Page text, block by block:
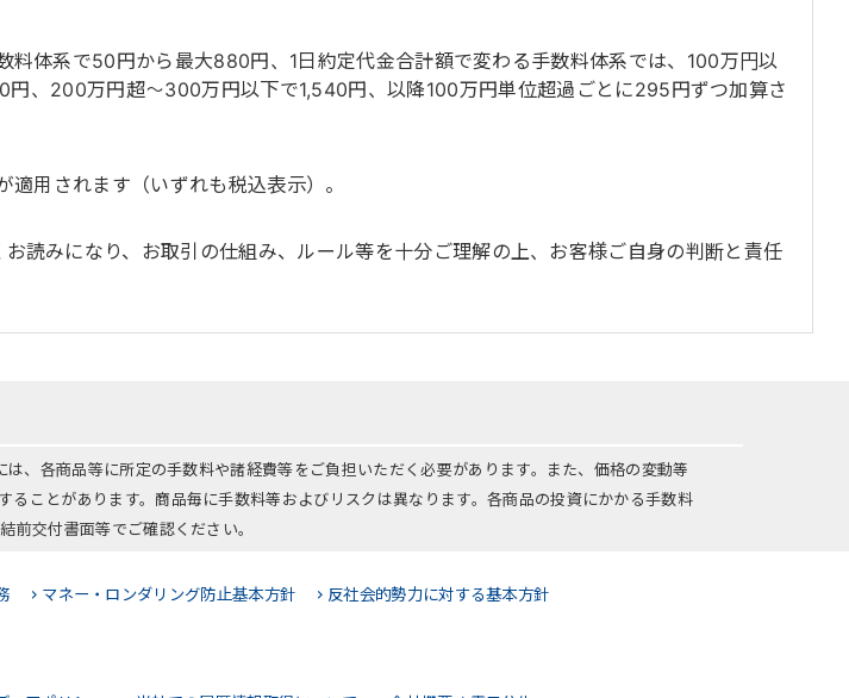
体系で50円から最大880円、1日約定代金合計額で変わる手数料体系では、100万円以
、200万円超～300万円以下で1,540円、以降100万円単位超過ごとに295円ずつ加算さ
用されます（いずれも税込表示）。
読みになり、お取引の仕組み、ルール等を十分ご理解の上、お客様ご自身の判断と責任
、各商品等に所定の手数料や諸経費等をご負担いただく必要があります。また、価格の変動等
ことがあります。商品毎に手数料等およびリスクは異なります。各商品の投資にかかる手数料
前交付書面等でご確認ください。
マネー・ロンダリング防止基本方針 反社会的勢力に対する基本方針